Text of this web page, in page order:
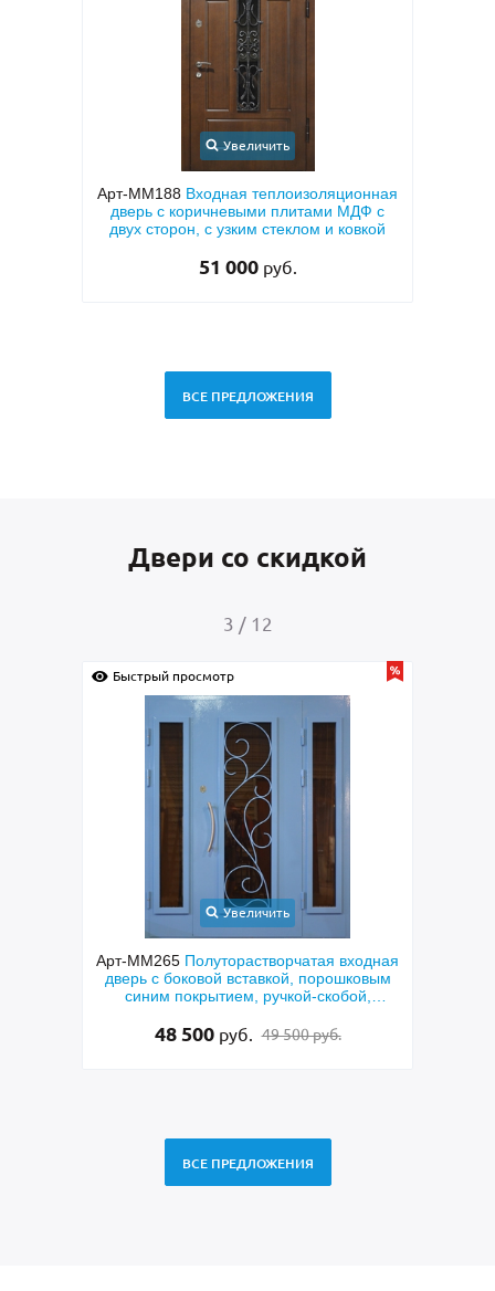
Увеличить
Арт-ММ188 Входная теплоизоляционная
дверь с коричневыми плитами МДФ с
двух сторон, с узким стеклом и ковкой
51 000 руб.
ВСЕ ПРЕДЛОЖЕНИЯ
Двери со скидкой
3 / 12
Быстрый просмотр
Увеличить
Арт-ММ265 Полуторастворчатая входная
дверь с боковой вставкой, порошковым
синим покрытием, ручкой-скобой,
48 500 руб. 49 500 руб.
ВСЕ ПРЕДЛОЖЕНИЯ